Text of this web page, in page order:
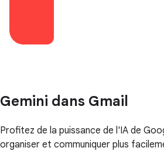
Gemini dans Gmail
Profitez de la puissance de l'IA de
organiser et communiquer plus